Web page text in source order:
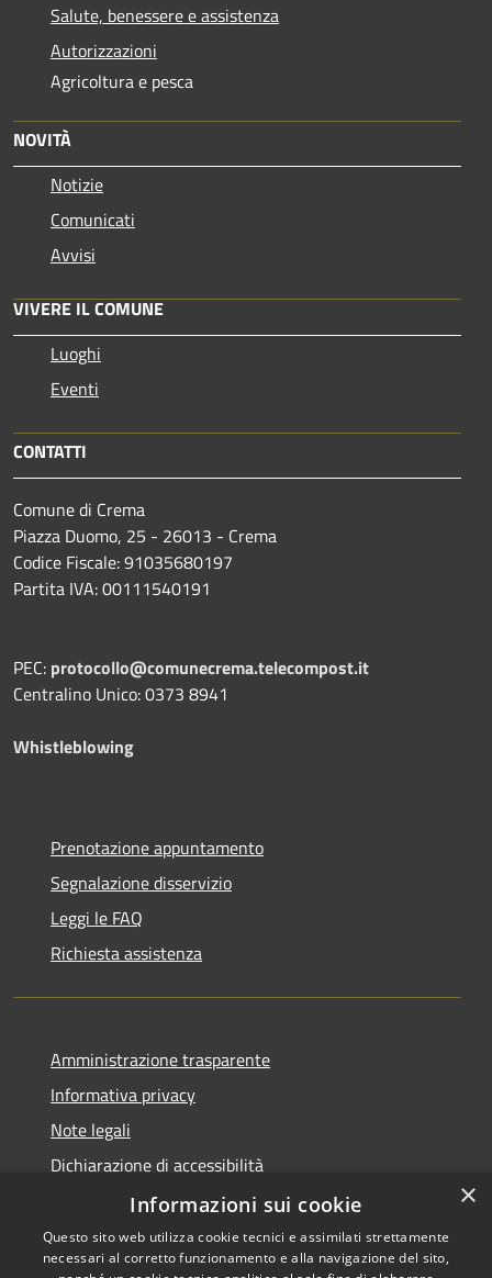
Salute, benessere e assistenza
Autorizzazioni
Agricoltura e pesca
NOVITÀ
Notizie
Comunicati
Avvisi
VIVERE IL COMUNE
Luoghi
Eventi
CONTATTI
Comune di Crema
Piazza Duomo, 25 - 26013 - Crema
Codice Fiscale: 91035680197
Partita IVA: 00111540191
PEC: protocollo@comunecrema.telecompost.it
Centralino Unico: 0373 8941
Whistleblowing
Prenotazione appuntamento
Segnalazione disservizio
Leggi le FAQ
Richiesta assistenza
Amministrazione trasparente
Informativa privacy
Note legali
Dichiarazione di accessibilità
Piano di miglioramento dei servizi
×
Informazioni sui cookie
Questo sito web utilizza cookie tecnici e assimilati strettamente
necessari al corretto funzionamento e alla navigazione del sito,